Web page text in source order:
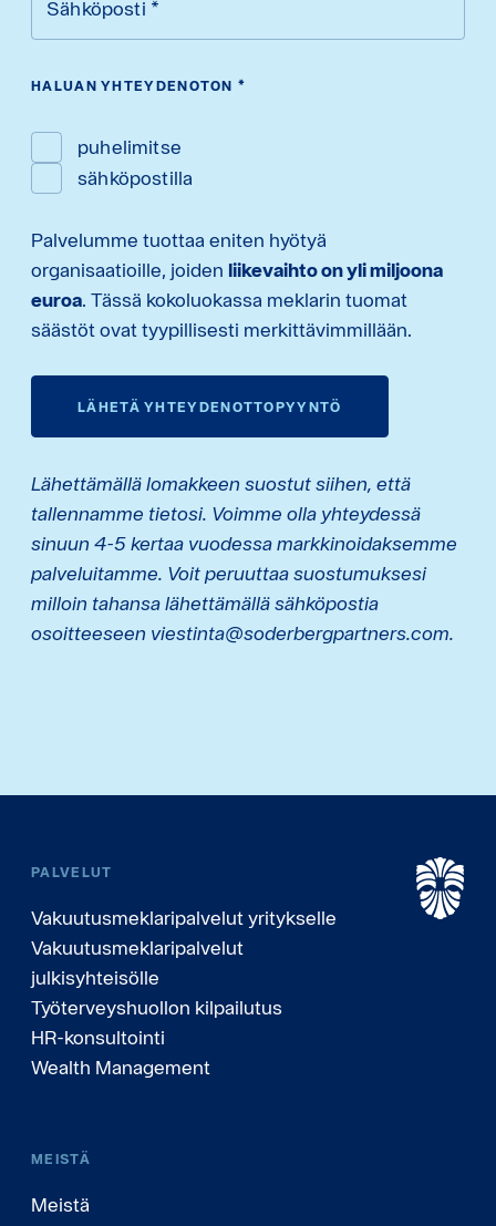
Sähköposti *
HALUAN YHTEYDENOTON *
puhelimitse
sähköpostilla
Palvelumme tuottaa eniten hyötyä
organisaatioille, joiden liikevaihto on yli miljoona
euroa. Tässä kokoluokassa meklarin tuomat
säästöt ovat tyypillisesti merkittävimmillään.
LÄHETÄ YHTEYDENOTTOPYYNTÖ
Lähettämällä lomakkeen suostut siihen, että
tallennamme tietosi. Voimme olla yhteydessä
sinuun 4-5 kertaa vuodessa markkinoidaksemme
palveluitamme. Voit peruuttaa suostumuksesi
milloin tahansa lähettämällä sähköpostia
osoitteeseen viestinta@soderbergpartners.com.
PALVELUT
Vakuutusmeklaripalvelut yritykselle
Vakuutusmeklaripalvelut
julkisyhteisölle
Työterveyshuollon kilpailutus
HR-konsultointi
Wealth Management
MEISTÄ
Meistä